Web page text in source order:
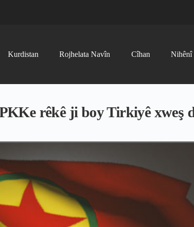
Kurdistan Rojhelata Navîn Cîhan Nihênî
rêkê ji boy Tirkiyê xweş